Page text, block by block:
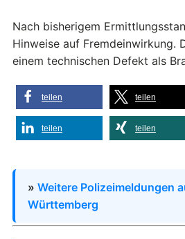
Nach bisherigem
Hinweise auf Fremdeinwirkung.
einem technischen Defekt als
teilen teilen
teilen teilen
» Weitere Polizeimeldungen
Württemberg